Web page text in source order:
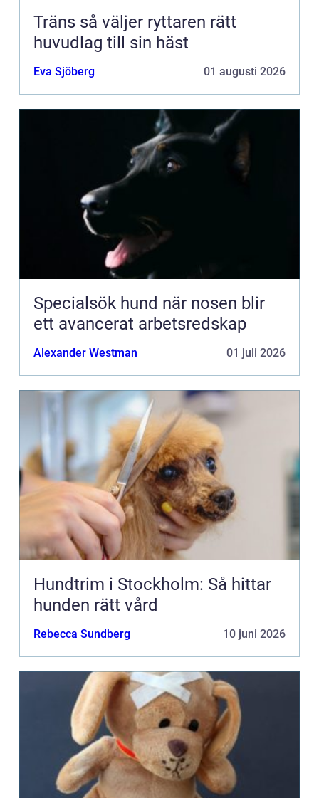
Träns så väljer ryttaren rätt
huvudlag till sin häst
Eva Sjöberg 01 augusti 2026
Specialsök hund när nosen blir
ett avancerat arbetsredskap
Alexander Westman 01 juli 2026
Hundtrim i Stockholm: Så hittar
hunden rätt vård
Rebecca Sundberg 10 juni 2026